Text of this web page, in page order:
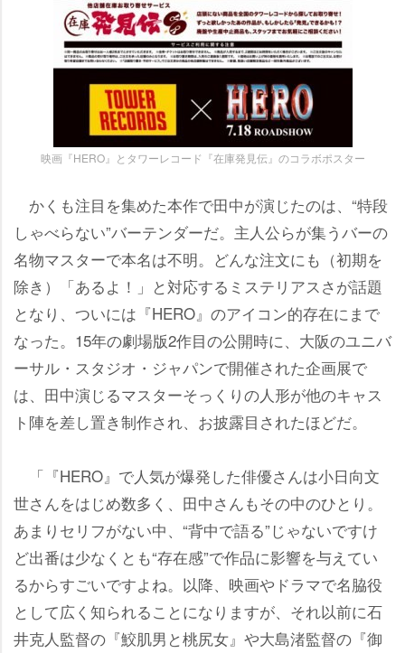
映画『HERO』とタワーレコード『在庫発見伝』のコラボポスター
かくも注目を集めた本作で田中が演じたのは、“特段
しゃべらない”バーテンダーだ。主人公らが集うバーの
名物マスターで本名は不明。どんな注文にも（初期を
除き）「あるよ！」と対応するミステリアスさが話題
となり、ついには『HERO』のアイコン的存在にまで
なった。15年の劇場版2作目の公開時に、大阪のユニバ
ーサル・スタジオ・ジャパンで開催された企画展で
は、田中演じるマスターそっくりの人形が他のキャス
ト陣を差し置き制作され、お披露目されたほどだ。
「『HERO』で人気が爆発した俳優さんは小日向文
世さんをはじめ数多く、田中さんもその中のひとり。
あまりセリフがない中、“背中で語る”じゃないですけ
ど出番は少なくとも“存在感”で作品に影響を与えてい
るからすごいですよね。以降、映画やドラマで名脇役
として広く知られることになりますが、それ以前に石
井克人監督の『鮫肌男と桃尻女』や大島渚監督の『御